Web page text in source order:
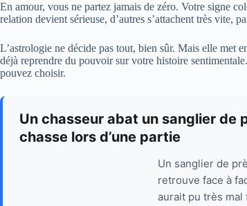
En amour, vous ne partez jamais de zéro. Votre signe
relation devient sérieuse, d’autres s’attachent très vite,
L’astrologie ne décide pas tout, bien sûr. Mais elle met
déjà reprendre du pouvoir sur votre histoire
pouvez choisir.
Un chasseur abat un sanglier de
chasse lors d’une partie
Un sanglier de
retrouve face à
aurait pu très mal